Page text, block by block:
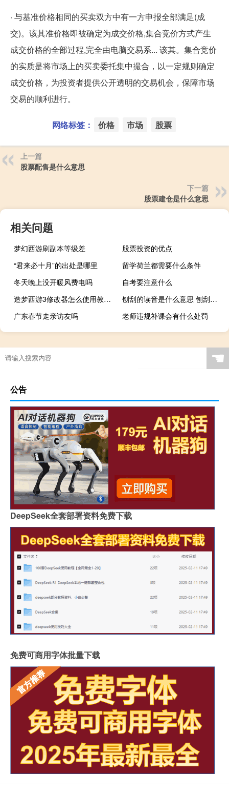
· 与基准价格相同的买卖双方中有一方申报全部满足(成
交)。该其准价格即被确定为成交价格,集合竞价方式产生
成交价格的全部过程,完全由电脑交易系... 该其。集合竞价
的实质是将市场上的买卖委托集中撮合，以一定规则确定
成交价格，为投资者提供公开透明的交易机会，保障市场
交易的顺利进行。
网络标签： 价格 市场 股票
上一篇
股票配售是什么意思
下一篇
股票建仓是什么意思
相关问题
梦幻西游刷副本等级差
股票投资的优点
“君来必十月”的出处是哪里
留学荷兰都需要什么条件
冬天晚上没开暖风费电吗
自考要注意什么
造梦西游3修改器怎么使用教程（造梦西游3修改器2.0）
刨刮的读音是什么意思 刨刮的解释
广东春节走亲访友吗
老师违规补课会有什么处罚
☚
公告
DeepSeek全套部署资料免费下载
免费可商用字体批量下载